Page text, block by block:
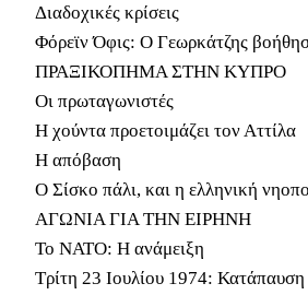
Διαδοχικές κρίσεις
Φόρεϊν Όφις: Ο Γεωρκάτζης
ΠΡΑΞΙΚΟΠΗΜΑ ΣΤΗΝ ΚΥΠΡΟ
Οι πρωταγωνιστές
Η χούντα προετοιμάζει τον Αττίλα
Η απόβαση
Ο Σίσκο πάλι, και η ελληνική
ΑΓΩΝΙΑ ΓΙΑ ΤΗΝ ΕΙΡΗΝΗ
Το ΝΑΤΟ: Η ανάμειξη
Τρίτη 23 Ιουλίου 1974: Κατάπαυση